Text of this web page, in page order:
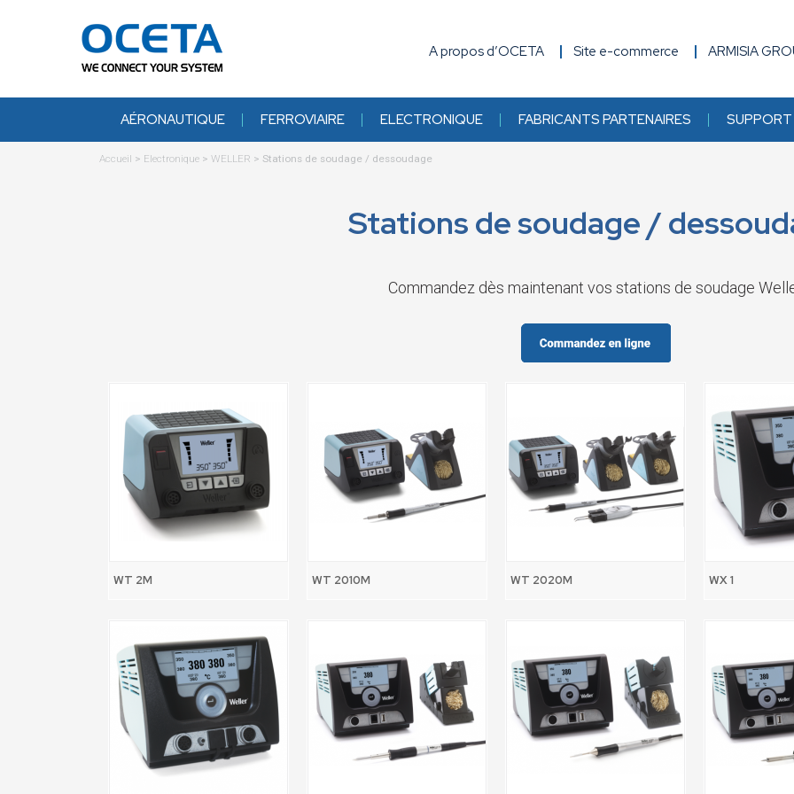
A propos d’OCETA Site e-commerce ARMISIA
AÉRONAUTIQUE FERROVIAIRE ELECTRONIQUE FABRICANTS PARTENAIRES SUPPORT
Accueil > Electronique > WELLER > Stations de soudage / dessoudage
Stations de soudage /
Commandez dès maintenant vos stations de soudage
WT 2M WT 2010M WT 2020M WX 1